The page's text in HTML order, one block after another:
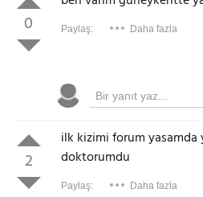
0 Paylaş: Daha fazla
2
ilk kizimi forum
doktorumdu
Paylaş: Daha fazla